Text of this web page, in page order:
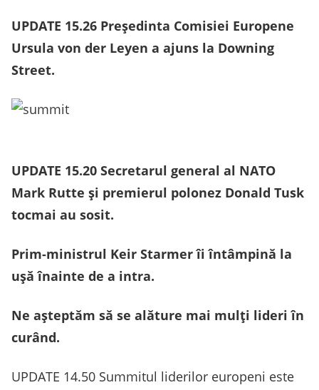
UPDATE 15.26 Preşedinta Comisiei Europene
Ursula von der Leyen a ajuns la Downing
Street.
UPDATE 15.20 Secretarul general al NATO
Mark Rutte și premierul polonez Donald Tusk
tocmai au sosit.
Prim-ministrul Keir Starmer îi întâmpină la
ușă înainte de a intra.
Ne așteptăm să se alăture mai mulți lideri în
curând.
UPDATE 14.50 Summitul liderilor europeni este